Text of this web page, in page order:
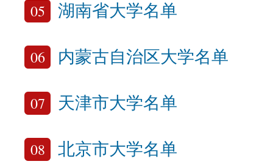
05 湖南省大学名单
06 内蒙古自治区大学名单
07 天津市大学名单
08 北京市大学名单